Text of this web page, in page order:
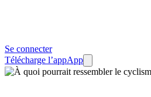
Se connecter
Télécharge l’appApp